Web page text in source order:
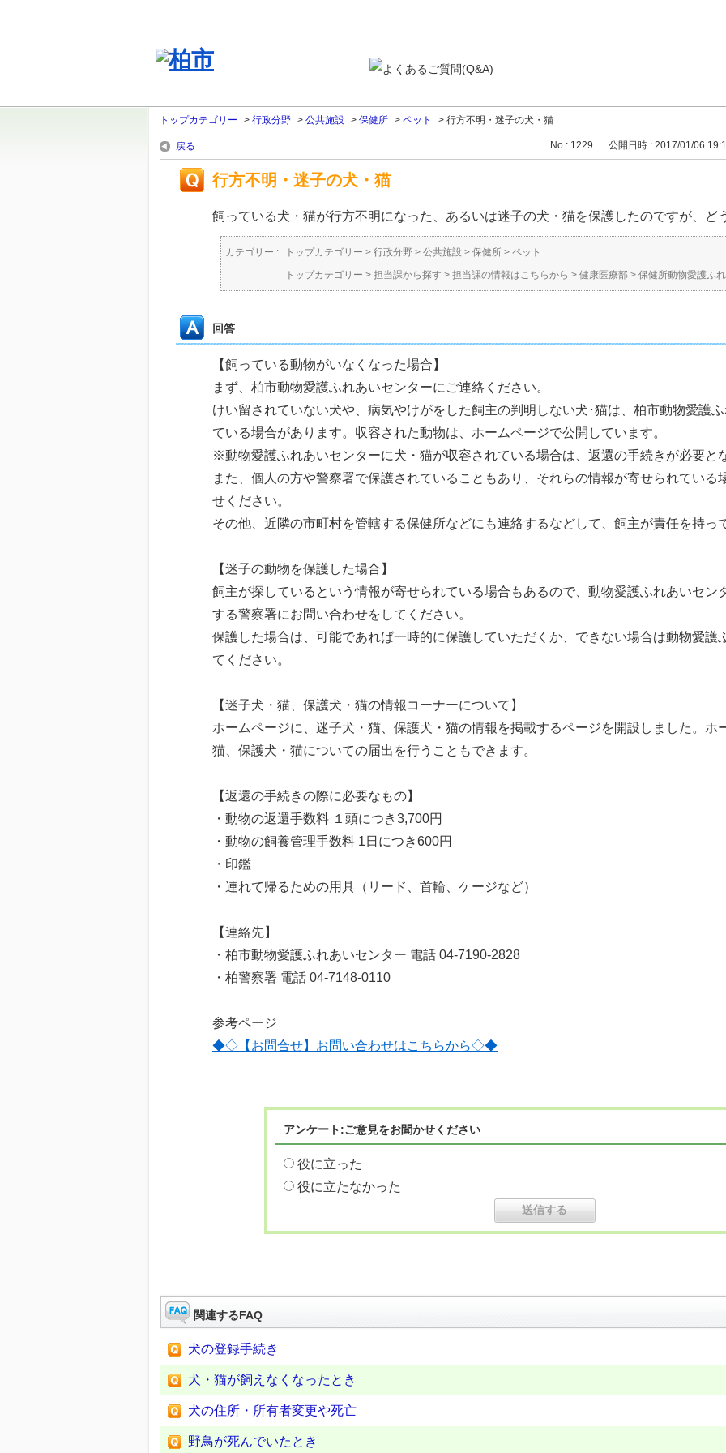
トップカテゴリー > 行政分野 > 公共施設 > 保健所 > ペット > 行方不明・迷子の犬・猫
戻る No : 1229 公開日時 : 2017/01/06
行方不明・迷子の犬・猫
飼っている犬・猫が行方不明になった、あるいは迷子の犬・猫を保護したのですが、ど
カテゴリー : トップカテゴリー > 行政分野 > 公共施設 > 保健所 > ペット
トップカテゴリー > 担当課から探す > 担当課の情報はこちらから > 健康医療部 > 保健所動物愛護ふ
回答
【飼っている動物がいなくなった場合】
まず、柏市動物愛護ふれあいセンターにご連絡ください。
けい留されていない犬や、病気やけがをした飼主の判明しない犬･猫は、柏市動物愛護
ている場合があります。収容された動物は、ホームページで公開しています。
※動物愛護ふれあいセンターに犬・猫が収容されている場合は、返還の手続きが必要と
また、個人の方や警察署で保護されていることもあり、それらの情報が寄せられている
せください。
その他、近隣の市町村を管轄する保健所などにも連絡するなどして、飼主が責任を持っ
【迷子の動物を保護した場合】
飼主が探しているという情報が寄せられている場合もあるので、動物愛護ふれあいセン
する警察署にお問い合わせをしてください。
保護した場合は、可能であれば一時的に保護していただくか、できない場合は動物愛護
てください。
【迷子犬・猫、保護犬・猫の情報コーナーについて】
ホームページに、迷子犬・猫、保護犬・猫の情報を掲載するページを開設しました。ホ
猫、保護犬・猫についての届出を行うこともできます。
【返還の手続きの際に必要なもの】
・動物の返還手数料 １頭につき3,700円
・動物の飼養管理手数料 1日につき600円
・印鑑
・連れて帰るための用具（リード、首輪、ケージなど）
【連絡先】
・柏市動物愛護ふれあいセンター 電話 04-7190-2828
・柏警察署 電話 04-7148-0110
参考ページ
◆◇【お問合せ】お問い合わせはこちらから◇◆
アンケート:ご意見をお聞かせください
役に立った
役に立たなかった
関連するFAQ
犬の登録手続き
犬・猫が飼えなくなったとき
犬の住所・所有者変更や死亡
野鳥が死んでいたとき